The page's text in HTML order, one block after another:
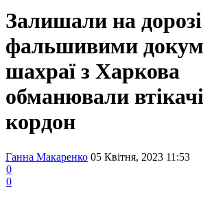
Залишали на
фальшивими
шахраї з Харкова
обманювали
кордон
Ганна Макаренко 05 Квітня, 2023 11:53
0
0